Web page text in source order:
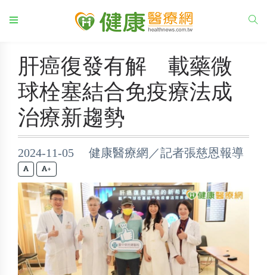
肝癌復發有解 載藥微
球栓塞結合免疫療法成
治療新趨勢
2024-11-05 健康醫療網／記者張慈恩報導
+